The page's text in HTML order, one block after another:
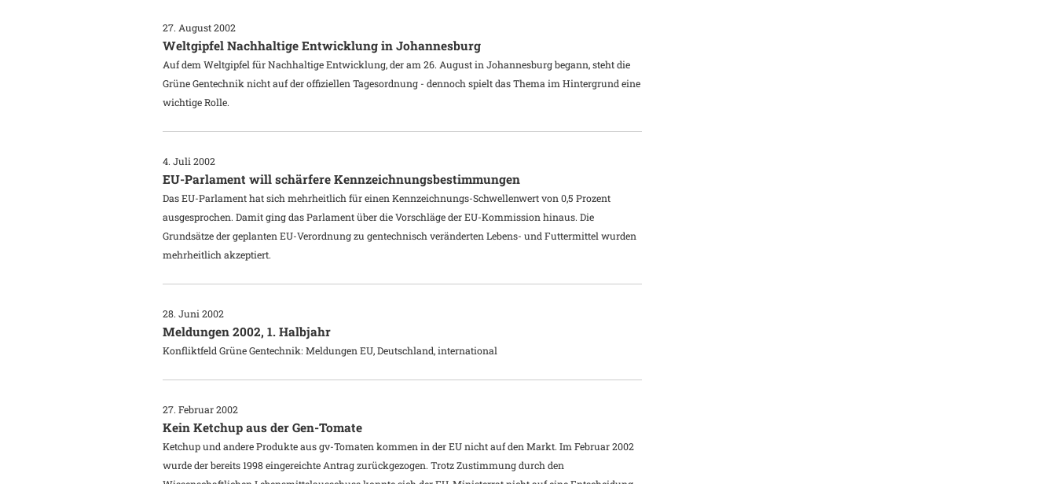
27. August 2002
Weltgipfel Nachhaltige Entwicklung in Johannesburg
Auf dem Weltgipfel für Nachhaltige Entwicklung, der am 26. August in Johannesburg begann, steht die
Grüne Gentechnik nicht auf der offiziellen Tagesordnung - dennoch spielt das Thema im Hintergrund eine
wichtige Rolle.
4. Juli 2002
EU-Parlament will schärfere Kennzeichnungsbestimmungen
Das EU-Parlament hat sich mehrheitlich für einen Kennzeichnungs-Schwellenwert von 0,5 Prozent
ausgesprochen. Damit ging das Parlament über die Vorschläge der EU-Kommission hinaus. Die
Grundsätze der geplanten EU-Verordnung zu gentechnisch veränderten Lebens- und Futtermittel wurden
mehrheitlich akzeptiert.
28. Juni 2002
Meldungen 2002, 1. Halbjahr
Konfliktfeld Grüne Gentechnik: Meldungen EU, Deutschland, international
27. Februar 2002
Kein Ketchup aus der Gen-Tomate
Ketchup und andere Produkte aus gv-Tomaten kommen in der EU nicht auf den Markt. Im Februar 2002
wurde der bereits 1998 eingereichte Antrag zurückgezogen. Trotz Zustimmung durch den